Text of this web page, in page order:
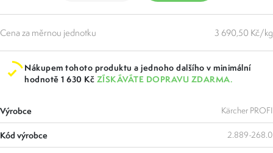
Cena za měrnou jednotku 3 690,50 Kč/kg
Nákupem tohoto produktu a jednoho dalšího v minimální
hodnotě 1 630 Kč ZÍSKÁVÁTE DOPRAVU ZDARMA.
Výrobce Kärcher PROFI
Kód výrobce 2.889-268.0